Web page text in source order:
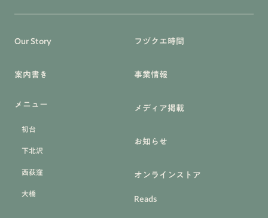
Our Story
案内書き
メニュー
初台
下北沢
西荻窪
大橋
フヅクエ時間
事業情報
メディア掲載
お知らせ
オンラインストア
Reads